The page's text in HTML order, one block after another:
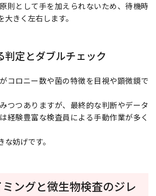
則として手を加えられないため、待機時
きく左右します。
判定とダブルチェック
コロニー数や菌の特徴を目視や顕微鏡で
つつありますが、最終的な判断やデータ
経験豊富な検査員による手動作業が多く
妨げです。
ングと微生物検査のジレ